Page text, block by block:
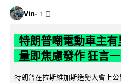
Vin 1 日
特朗普嘲電動車主
量即焦慮發作 狂言
特朗普在拉斯維加斯造勢大會上